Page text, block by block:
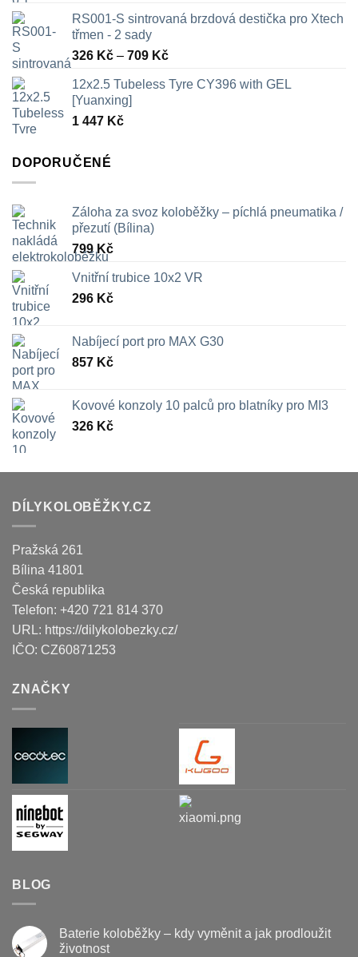
RS001-S sintrovaná brzdová destička pro Xtech
třmen - 2 sady
326 Kč – 709 KčRozpětí
326 Kč
12x2.5 Tubeless Tyre CY396 with GEL
[Yuanxing]
1 447 Kč
DOPORUČENÉ
Záloha za svoz koloběžky – píchlá pneumatika /
přezutí (Bílina)
799Kč
Vnitřní trubice 10x2 VR
296 Kč
Nabíjecí port pro MAX G30
857 Kč
Kovové konzoly 10 palců pro blatníky pro MI3
326 Kč
DÍLYKOLOBĚŽKY.CZ
Pražská 261
Bílina 41801
Česká republika
Telefon: +420 721 814 370
URL: https://dilykolobezky.cz/
IČO: CZ60871253
ZNAČKY
BLOG
Baterie koloběžky – kdy vyměnit a jak prodloužit
životnost